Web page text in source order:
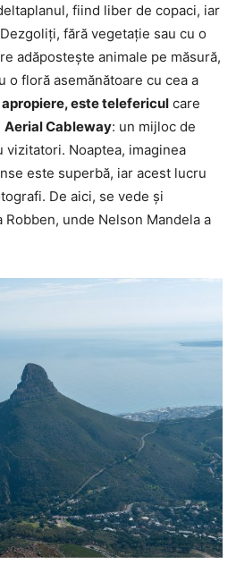
fiind liber de copaci, iar
fără vegetație sau cu o
adăpostește animale pe măsură,
o floră asemănătoare cu cea a
apropiere, este telefericul care
Aerial Cableway: un mijloc de
Noaptea, imaginea
este superbă, iar acest lucru
De aici, se vede și
unde Nelson Mandela a